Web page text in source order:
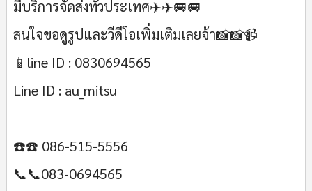
มีบริการจัดส่งทั่วประเทศ✈️✈️🚐🚐
สนใจขอดูรูปและวีดีโอเพิ่มเติมเลยจ้า📸📸📹
📱line ID : 0830694565
Line ID : au_mitsu
☎️☎️ 086-515-5556
📞📞083-0694565